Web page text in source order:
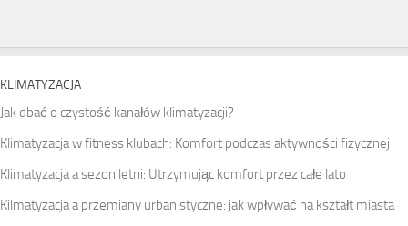
KLIMATYZACJA
Jak dbać o czystość kanałów klimatyzacji?
Klimatyzacja w fitness klubach: Komfort podczas aktywności fizycznej
Klimatyzacja a sezon letni: Utrzymując komfort przez całe lato
Kilmatyzacja a przemiany urbanistyczne: jak wpływać na kształt miasta